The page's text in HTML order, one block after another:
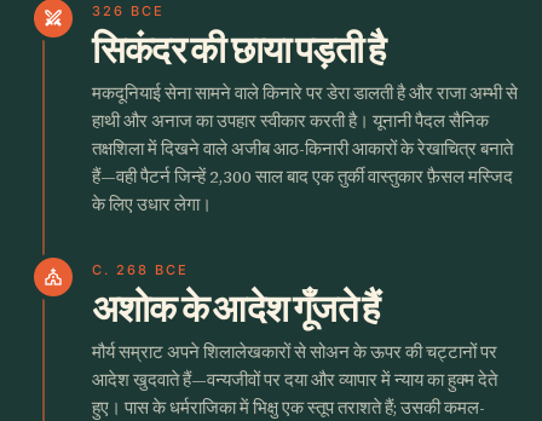
swords 326 BCE
सिकंदर की छाया पड़ती है
मकदूनियाई सेना सामने वाले किनारे पर डेरा डालती है और राजा अम्भी से
हाथी और अनाज का उपहार स्वीकार करती है। यूनानी पैदल सैनिक
तक्षशिला में दिखने वाले अजीब आठ-किनारी आकारों के रेखाचित्र बनाते
हैं—वही पैटर्न जिन्हें 2,300 साल बाद एक तुर्की वास्तुकार फ़ैसल मस्जिद
के लिए उधार लेगा।
church C. 268 BCE
अशोक के आदेश गूँजते हैं
मौर्य सम्राट अपने शिलालेखकारों से सोअन के ऊपर की चट्टानों पर
आदेश खुदवाते हैं—वन्यजीवों पर दया और व्यापार में न्याय का हुक्म देते
हुए। पास के धर्मराजिका में भिक्षु एक स्तूप तराशते हैं; उसकी कमल-